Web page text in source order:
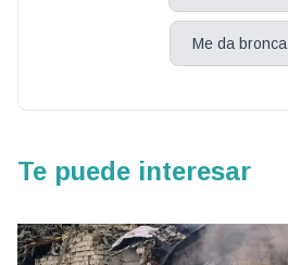
Me da bronca
Te puede interesar